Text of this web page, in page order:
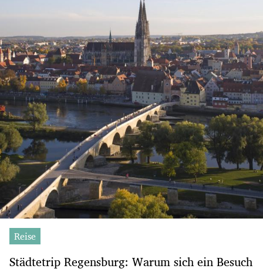
Reise
Städtetrip Regensburg: Warum sich ein Besuch